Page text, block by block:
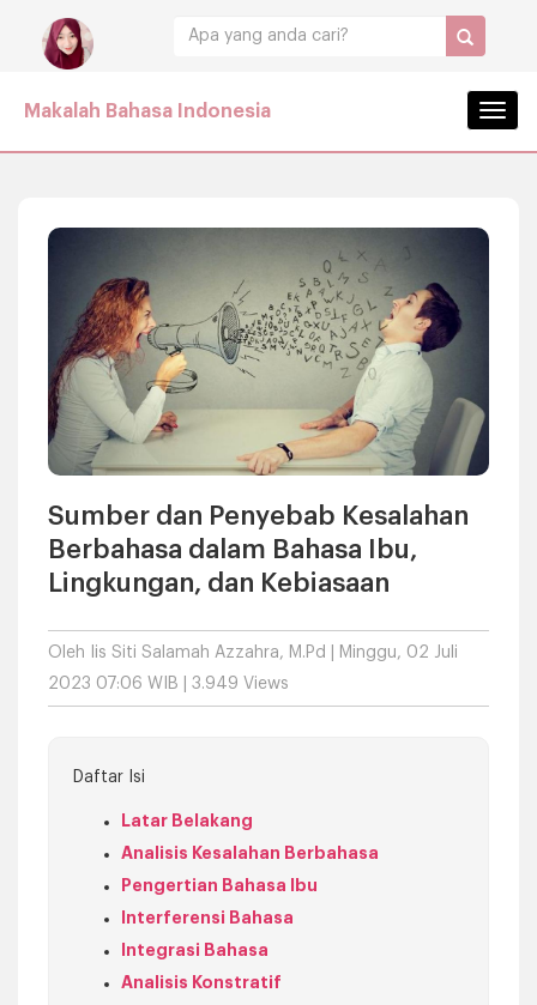
Makalah Bahasa Indonesia
Sumber dan Penyebab Kesalahan
Berbahasa dalam Bahasa Ibu,
Lingkungan, dan Kebiasaan
Oleh Iis Siti Salamah Azzahra, M.Pd
| Minggu, 02 Juli
2023 07:06 WIB | 3.949 Views
Daftar Isi
Latar Belakang
Analisis Kesalahan Berbahasa
Pengertian Bahasa Ibu
Interferensi Bahasa
Integrasi Bahasa
Analisis Konstratif